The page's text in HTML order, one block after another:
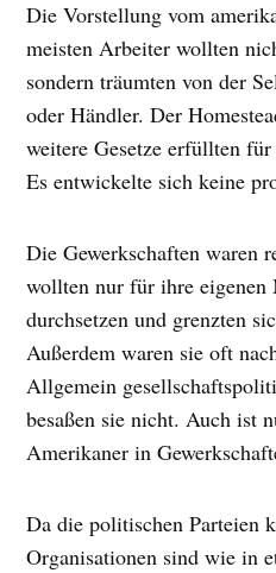
Die Vorstellung vom
meisten Arbeiter wollten
sondern träumten von der
oder Händler. Der
weitere Gesetze erfüllten
Es entwickelte sich keine
Die Gewerkschaften waren
wollten nur für ihre
durchsetzen und grenzten
Außerdem waren sie oft
Allgemein
besaßen sie nicht. Auch ist
Amerikaner in
Da die politischen Parteien
Organisationen sind wie in